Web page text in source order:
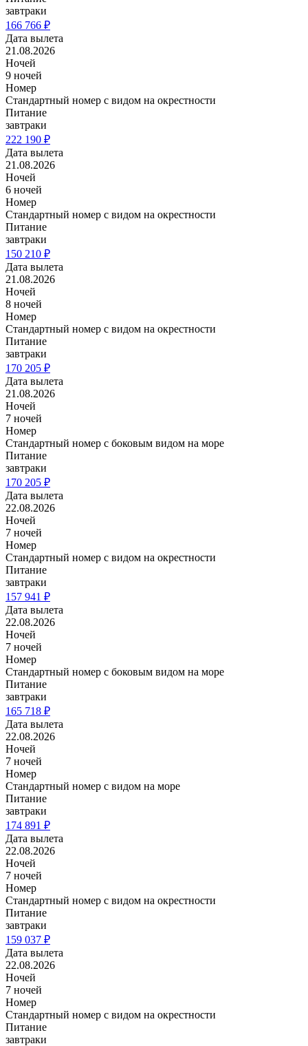
завтраки
166 766 ₽
Дата вылета
21.08.2026
Ночей
9 ночей
Номер
Стандартный номер с видом на окрестности
Питание
завтраки
222 190 ₽
Дата вылета
21.08.2026
Ночей
6 ночей
Номер
Стандартный номер с видом на окрестности
Питание
завтраки
150 210 ₽
Дата вылета
21.08.2026
Ночей
8 ночей
Номер
Стандартный номер с видом на окрестности
Питание
завтраки
170 205 ₽
Дата вылета
21.08.2026
Ночей
7 ночей
Номер
Стандартный номер с боковым видом на море
Питание
завтраки
170 205 ₽
Дата вылета
22.08.2026
Ночей
7 ночей
Номер
Стандартный номер с видом на окрестности
Питание
завтраки
157 941 ₽
Дата вылета
22.08.2026
Ночей
7 ночей
Номер
Стандартный номер с боковым видом на море
Питание
завтраки
165 718 ₽
Дата вылета
22.08.2026
Ночей
7 ночей
Номер
Стандартный номер с видом на море
Питание
завтраки
174 891 ₽
Дата вылета
22.08.2026
Ночей
7 ночей
Номер
Стандартный номер с видом на окрестности
Питание
завтраки
159 037 ₽
Дата вылета
22.08.2026
Ночей
7 ночей
Номер
Стандартный номер с видом на окрестности
Питание
завтраки